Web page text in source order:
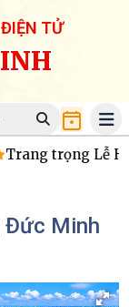
TỬ
trọng Lễ
Đức Minh